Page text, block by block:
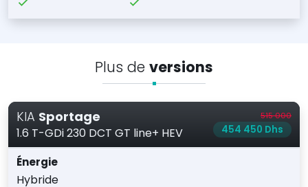
Plus de versions
KIA Sportage
1.6 T-GDi 230 DCT GT line+ HEV
515 000
454 450 Dhs
Énergie
Hybride